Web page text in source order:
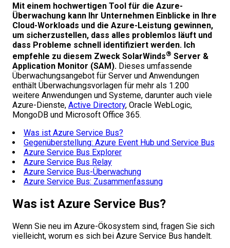
Mit einem hochwertigen Tool für die Azure-
Überwachung kann Ihr Unternehmen Einblicke in Ihre
Cloud-Workloads und die Azure-Leistung gewinnen,
um sicherzustellen, dass alles problemlos läuft und
dass Probleme schnell identifiziert werden. Ich
empfehle zu diesem Zweck SolarWinds® Server &
Application Monitor (SAM). Dieses umfassende
Überwachungsangebot für Server und Anwendungen
enthält Überwachungsvorlagen für mehr als 1.200
weitere Anwendungen und Systeme, darunter auch viele
Azure-Dienste, Active Directory, Oracle WebLogic,
MongoDB und Microsoft Office 365.
Was ist Azure Service Bus?
Gegenüberstellung: Azure Event Hub und Service Bus
Azure Service Bus Explorer
Azure Service Bus Relay
Azure Service Bus-Überwachung
Azure Service Bus: Zusammenfassung
Was ist Azure Service Bus?
Wenn Sie neu im Azure-Ökosystem sind, fragen Sie sich
vielleicht, worum es sich bei Azure Service Bus handelt.